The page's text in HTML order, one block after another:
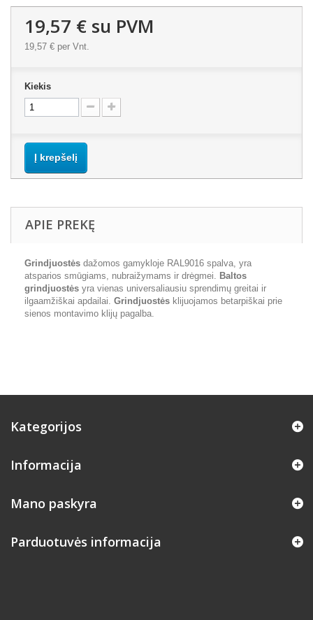
19,57 € su PVM
19,57 € per Vnt.
Kiekis
Į krepšelį
APIE PREKĘ
Grindjuostės dažomos gamykloje RAL9016 spalva, yra
atsparios smūgiams, nubraižymams ir drėgmei. Baltos
grindjuostės yra vienas universaliausiu sprendimų greitai ir
ilgaamžiškai apdailai. Grindjuostės klijuojamos betarpiškai prie
sienos montavimo klijų pagalba.
Kategorijos
Informacija
Mano paskyra
Parduotuvės informacija